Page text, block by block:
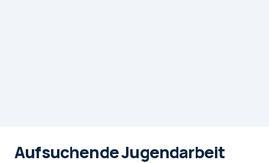
Aufsuchende Jugendarbeit